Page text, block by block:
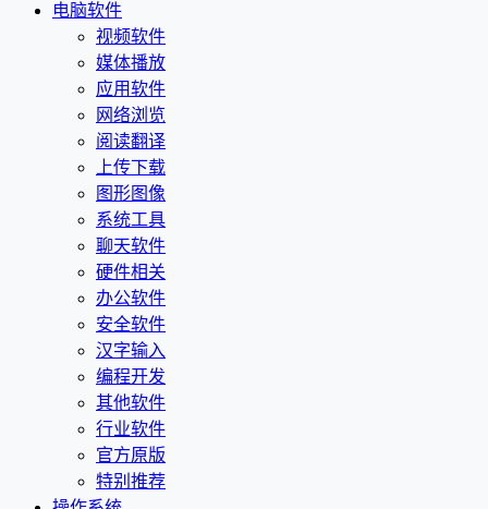
电脑软件
视频软件
媒体播放
应用软件
网络浏览
阅读翻译
上传下载
图形图像
系统工具
聊天软件
硬件相关
办公软件
安全软件
汉字输入
编程开发
其他软件
行业软件
官方原版
特别推荐